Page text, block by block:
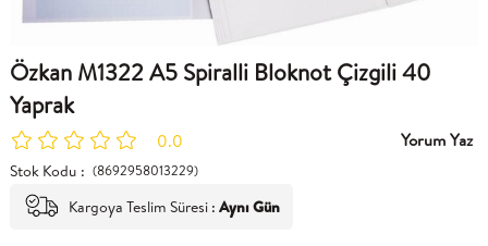
Özkan M1322 A5 Spiralli Bloknot Çizgili 40
Yaprak
0.0 Yorum Yaz
Stok Kodu (8692958013229)
Kargoya Teslim Süresi : Aynı Gün